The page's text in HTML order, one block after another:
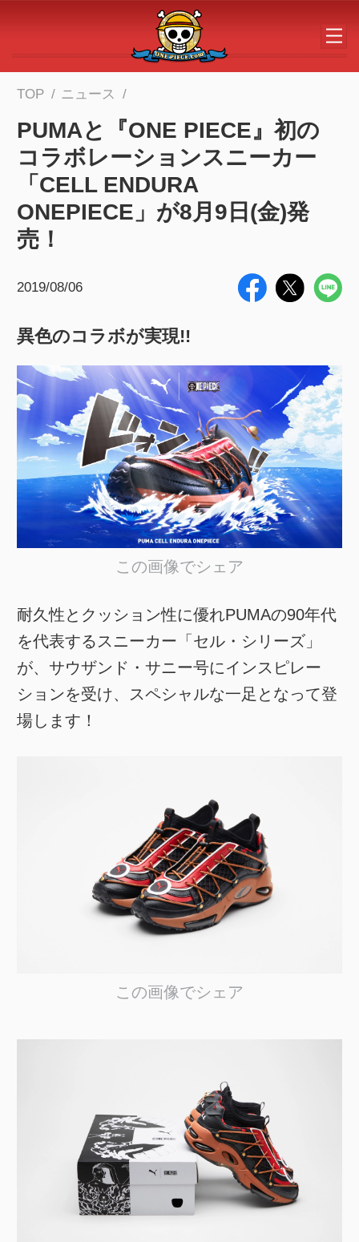
メインコンテンツへスキップする
TOP ニュース
PUMAと『ONE PIECE』初の
コラボレーションスニーカー
「CELL ENDURA
ONEPIECE」が8月9日(金)発
売！
2019/08/06
異色のコラボが実現!!
この画像でシェア
耐久性とクッション性に優れPUMAの90年代
を代表するスニーカー「セル・シリーズ」
が、サウザンド・サニー号にインスピレー
ションを受け、スペシャルな一足となって登
場します！
この画像でシェア